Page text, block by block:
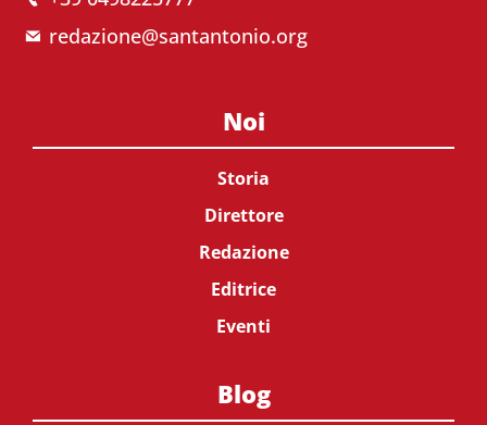
redazione@santantonio.org
Noi
Storia
Direttore
Redazione
Editrice
Eventi
Blog